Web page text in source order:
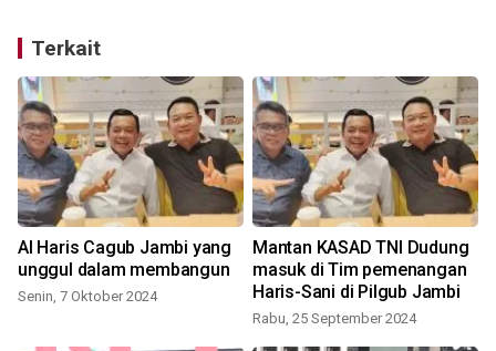
Terkait
Al Haris Cagub Jambi yang
unggul dalam membangun
Senin, 7 Oktober 2024
Mantan KASAD TNI Dudung
masuk di Tim pemenangan
Haris-Sani di Pilgub Jambi
Rabu, 25 September 2024